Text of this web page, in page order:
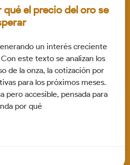
el precio del oro se
un interés creciente
este texto se analizan los
de la onza, la cotización por
para los próximos meses.
pero accesible, pensada para
por qué